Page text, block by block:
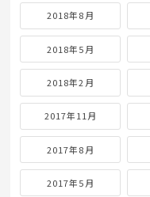
2019年11月
2019年8月
2019年5月
2019年2月
2018年11月
2018年8月